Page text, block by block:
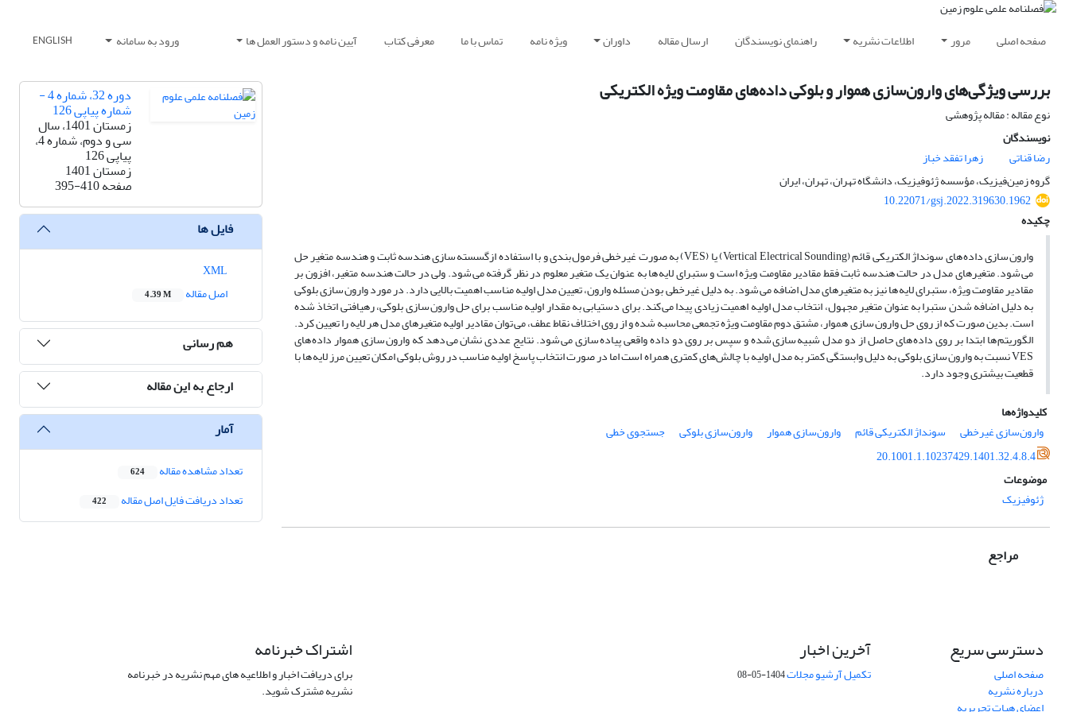
صفحه اصلی مرور اطلاعات نشریه راهنمای نویسندگان ارسال مقاله داوران ویژه نامه تماس با ما معرفی کتاب آیین نامه و دستور العمل ها ورود به سامانه ENGLISH
بررسی ویژگی‌های وارون‌سازی هموار و بلوکی داده‌های مقاومت ویژه الکتریکی
نوع مقاله : مقاله پژوهشی
نویسندگان
رضا قناتی
زهرا تفقد خباز
گروه زمین‌فیزیک، مؤسسه ژئوفیزیک، دانشگاه تهران، تهران، ایران
10.22071/gsj.2022.319630.1962
چکیده
وارون سازی داده های سونداژ الکتریکی قائم (Vertical Electrical Sounding) یا (VES) به صورت غیرخطی فرمول بندی و با استفاده ازگسسته سازی هندسه ثابت و هندسه متغیر حل
می شود. متغیرهای مدل در حالت هندسه ثابت فقط مقادیر مقاومت ویژه است و ستبرای لایه ها به عنوان یک متغیر معلوم در نظر گرفته می شود. ولی در حالت هندسه متغیر، افزون بر
مقادیر مقاومت ویژه، ستبرای لایه ها نیز به متغیرهای مدل اضافه می شود. به دلیل غیرخطی بودن مسئله وارون، تعیین مدل اولیه مناسب اهمیت بالایی دارد. در مورد وارون سازی بلوکی
به دلیل اضافه شدن ستبرا به عنوان متغیر مجهول، انتخاب مدل اولیه اهمیت زیادی پیدا می کند. برای دستیابی به مقدار اولیه مناسب برای حل وارون سازی بلوکی، رهیافتی اتخاذ شده
است. بدین صورت که از روی حل وارون سازی هموار، مشتق دوم مقاومت ویژه تجمعی محاسبه شده و از روی اختلاف نقاط عطف، می توان مقادیر اولیه متغیرهای مدل هر لایه را تعیین کرد.
الگوریتم ها ابتدا بر روی داده های حاصل از دو مدل شبیه سازی شده و سپس بر روی دو داده واقعی پیاده سازی می شود. نتایج عددی نشان می دهد که وارون سازی هموار داده های
VES نسبت به وارون سازی بلوکی به دلیل وابستگی کمتر به مدل اولیه با چالش‌های کمتری همراه است اما در صورت انتخاب پاسخ اولیه مناسب در روش بلوکی امکان تعیین مرز لایه ها با
قطعیت بیشتری وجود دارد.
کلیدواژه‌ها
وارون‌سازی غیرخطی
سونداژ الکتریکی قائم وارون‌سازی هموار وارون‌سازی بلوکی
جستجوی خطی
20.1001.1.10237429.1401.32.4.8.4
موضوعات
ژئوفیزیک
مراجع
دوره 32، شماره 4 -
شماره پیاپی 126
زمستان 1401، سال
سی و دوم، شماره 4،
پیاپی 126
زمستان 1401
صفحه395-410
فایل ها
اصل مقاله
4.39 M
هم رسانی
ارجاع به این مقاله
آمار
تعداد مشاهده مقاله 624
تعداد دریافت فایل اصل مقاله 422
دسترسی سریع
صفحه اصلی
درباره نشریه
آخرین اخبار
تکمیل آرشیو مجلات1404-05-08
اشتراک خبرنامه
برای دریافت اخبار و اطلاعیه های مهم نشریه در خبرنامه
نشریه مشترک شوید.